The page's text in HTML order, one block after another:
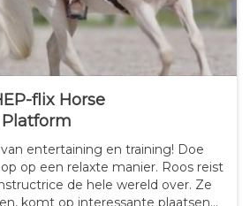
flix Horse
entertaining en training! Doe
op een relaxte manier. Roos reist
de hele wereld over. Ze
komt op interessante plaatsen